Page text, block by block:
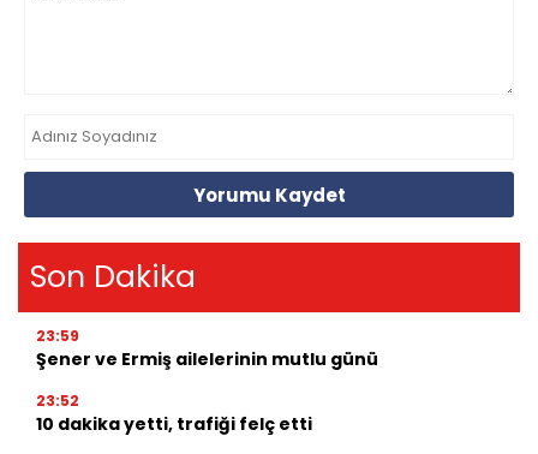
Yorumu Kaydet
Son Dakika
23:59
Şener ve Ermiş ailelerinin mutlu günü
23:52
10 dakika yetti, trafiği felç etti